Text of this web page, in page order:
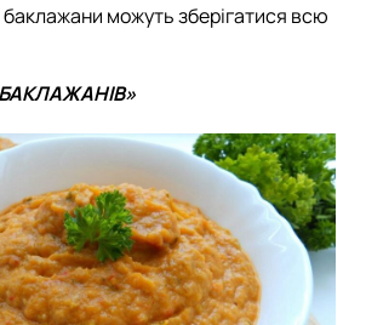
баклажани можуть зберігатися всю